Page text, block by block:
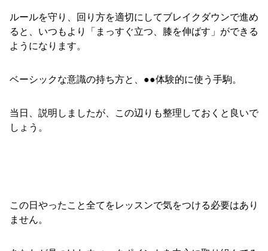
ルールを守り、回り方を適切にしてブレイクダウンで進め
ると、いつもより「まっすぐ立つ、膝を伸ばす」ができる
ようになります。
ベーシックな意識の持ち方と、●●体験的に使う手駒。
当日、説明しましたが、この辺りも整理しておくと良いで
しょう。
この日やったこと全てをレッスンで気をつける必要はあり
ません。